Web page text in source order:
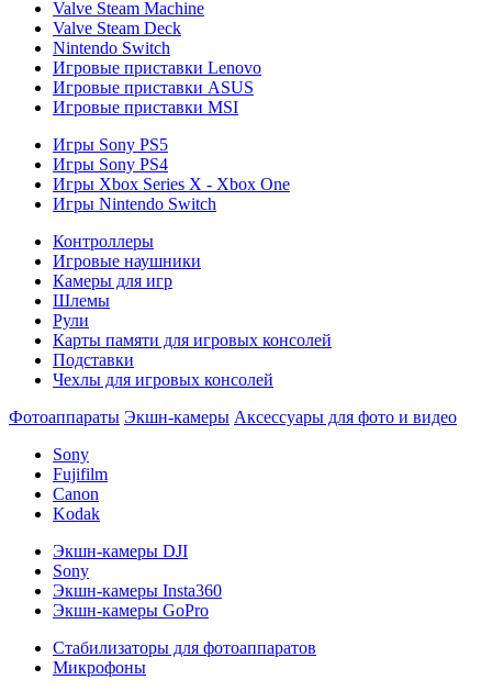
Valve Steam Machine
Valve Steam Deck
Nintendo Switch
Игровые приставки Lenovo
Игровые приставки ASUS
Игровые приставки MSI
Игры Sony PS5
Игры Sony PS4
Игры Xbox Series X - Xbox One
Игры Nintendo Switch
Контроллеры
Игровые наушники
Камеры для игр
Шлемы
Рули
Карты памяти для игровых консолей
Подставки
Чехлы для игровых консолей
Фотоаппараты Экшн-камеры Аксессуары для фото и видео
Sony
Fujifilm
Canon
Kodak
Экшн-камеры DJI
Sony
Экшн-камеры Insta360
Экшн-камеры GoPro
Стабилизаторы для фотоаппаратов
Микрофоны